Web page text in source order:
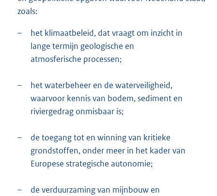
zoals:
–
het klimaatbeleid, dat vraagt om inzicht in
lange termijn geologische en
atmosferische processen;
–
het waterbeheer en de waterveiligheid,
waarvoor kennis van bodem, sediment en
riviergedrag onmisbaar is;
–
de toegang tot en winning van kritieke
grondstoffen, onder meer in het kader van
Europese strategische autonomie;
–
de verduurzaming van mijnbouw en